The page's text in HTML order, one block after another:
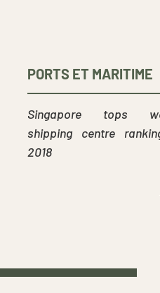
PORTS ET MARITIME
Singapore tops
shipping centre
2018